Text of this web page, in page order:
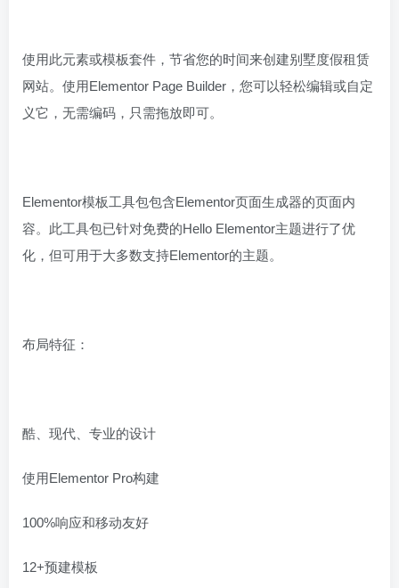
使用此元素或模板套件，节省您的时间来创建别墅度假租赁
网站。使用Elementor Page Builder，您可以轻松编辑或自定
义它，无需编码，只需拖放即可。
Elementor模板工具包包含Elementor页面生成器的页面内
容。此工具包已针对免费的Hello Elementor主题进行了优
化，但可用于大多数支持Elementor的主题。
布局特征：
酷、现代、专业的设计
使用Elementor Pro构建
100%响应和移动友好
12+预建模板